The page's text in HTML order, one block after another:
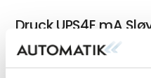
Druck UPS4E mA